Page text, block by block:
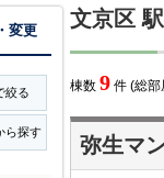
文京区
棟数 9 件 (総部
弥生マ
変更
絞る
ら探す